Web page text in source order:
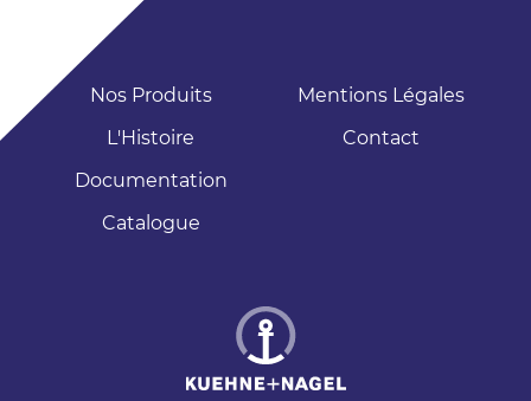
Nos Produits
L'Histoire
Documentation
Catalogue
Mentions Légales
Contact